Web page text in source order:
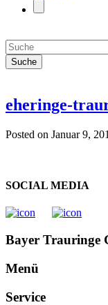
eheringe-
Posted on Januar 9,
SOCIAL MEDIA
Bayer Trauringe
Menü
Service